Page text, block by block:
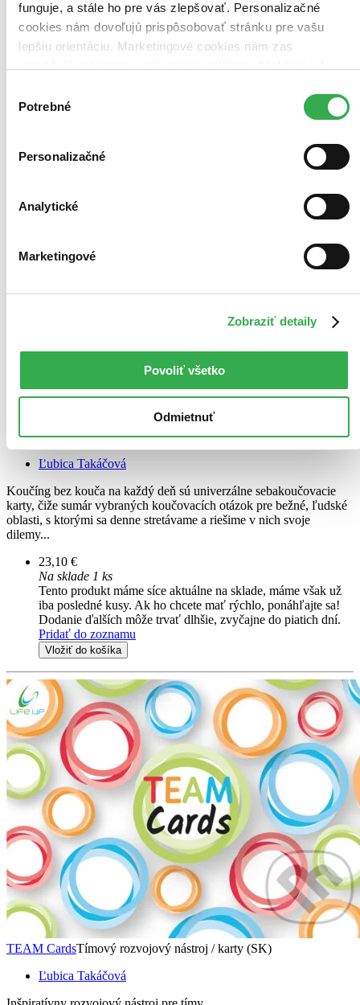
funguje, a stále ho pre vás zlepšovať. Personalizačné
cookies nám dovoľujú prispôsobovať stránku pre vašu
lepšiu orientáciu. Marketingové cookies nám zas
keby sme mohli používať všetky tieto cookies. Ďakujeme!
súhlasu
Potrebné
Personalizačné
Analytické
Marketingové
Zobraziť detaily
Povoliť všetko
Odmietnuť
Koučing bez kouča na každý deň
Ľubica Takáčová
Koučíng bez kouča na každý deň sú univerzálne sebakoučovacie
karty, čiže sumár vybraných koučovacích otázok pre bežné, ľudské
oblasti, s ktorými sa denne stretávame a riešime v nich svoje
dilemy...
23,10 €
Na sklade 1 ks
Tento produkt máme síce aktuálne na sklade, máme však už
iba posledné kusy. Ak ho chcete mať rýchlo, ponáhľajte sa!
Dodanie ďalších môže trvať dlhšie, zvyčajne do piatich dní.
Pridať do zoznamu
Vložiť do košíka
TEAM CardsTímový rozvojový nástroj / karty (SK)
Ľubica Takáčová